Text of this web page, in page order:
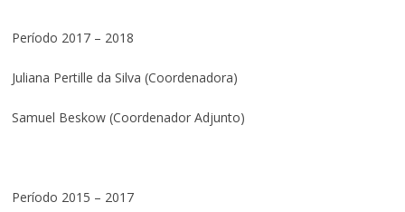
Período 2017 – 2018
Juliana Pertille da Silva (Coordenadora)
Samuel Beskow (Coordenador Adjunto)
Período 2015 – 2017